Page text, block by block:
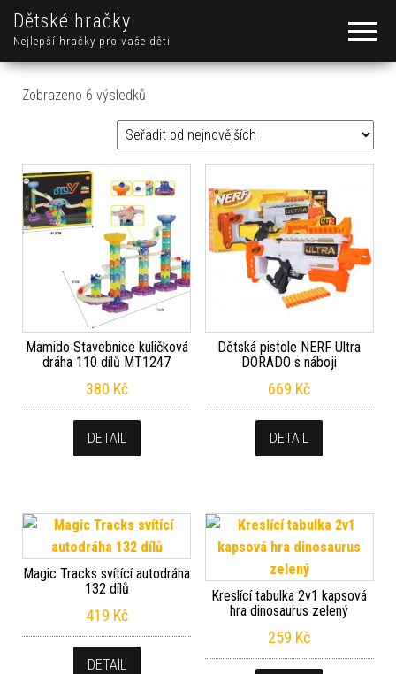
Dětské hračky
Nejlepší hračky pro vaše děti
Zobrazeno 6 výsledků
Mamido Stavebnice kuličková
dráha 110 dílů MT1247
380 Kč
DETAIL
Dětská pistole NERF Ultra
DORADO s náboji
669 Kč
DETAIL
Magic Tracks svítící autodráha
132 dílů
419 Kč
DETAIL
Kreslící tabulka 2v1 kapsová
hra dinosaurus zelený
259 Kč